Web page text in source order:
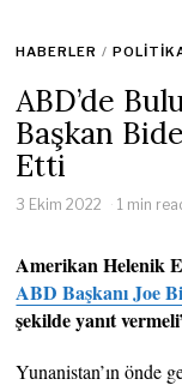
HABERLER /
ABD’de
Başkan
Etti
3 Ekim 2022 1 min
Amerikan Helenik
ABD Başkanı Joe
şekilde yanıt
Yunanistan’ın önde